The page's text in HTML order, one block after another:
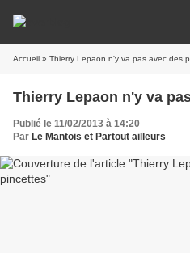
Accueil » Thierry Lepaon n'y va pas avec des
Thierry Lepaon n'y va
Publié le 11/02/2013 à 14:20
Par Le Mantois et Partout ailleurs